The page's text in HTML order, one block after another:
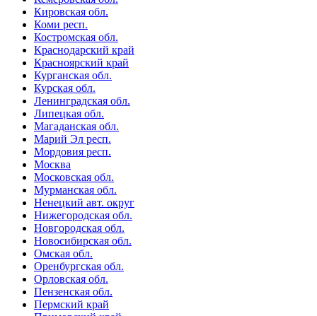
Кировская обл.
Коми респ.
Костромская обл.
Краснодарский край
Красноярский край
Курганская обл.
Курская обл.
Ленинградская обл.
Липецкая обл.
Магаданская обл.
Марий Эл респ.
Мордовия респ.
Москва
Московская обл.
Мурманская обл.
Ненецкий авт. округ
Нижегородская обл.
Новгородская обл.
Новосибирская обл.
Омская обл.
Оренбургская обл.
Орловская обл.
Пензенская обл.
Пермский край